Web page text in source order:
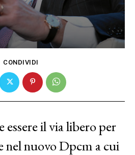
CONDIVIDI
il via libero per
nel nuovo Dpcm a cui